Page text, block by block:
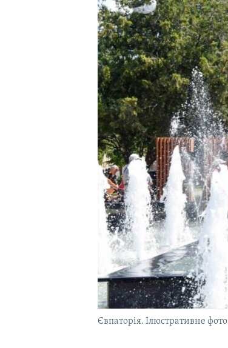
УКРАЇНСЬКА ПРОБЛЕМА КРИМУ
Євпаторія. Ілюстративне фото